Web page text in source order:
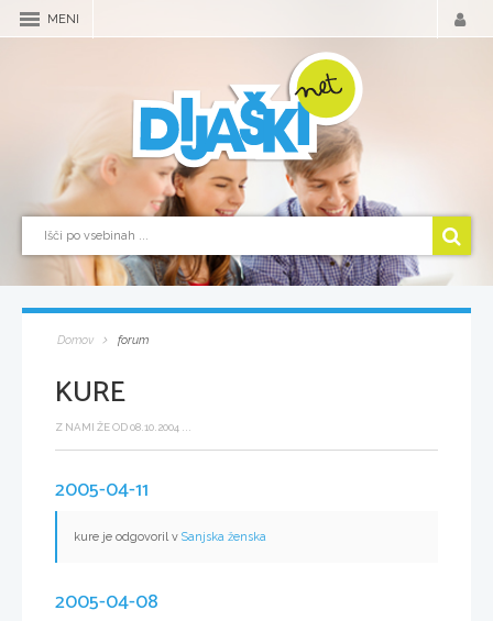
MENI
Domov forum
KURE
Z NAMI ŽE OD 08.10.2004 ...
2005-04-11
kure je odgovoril v Sanjska ženska
2005-04-08